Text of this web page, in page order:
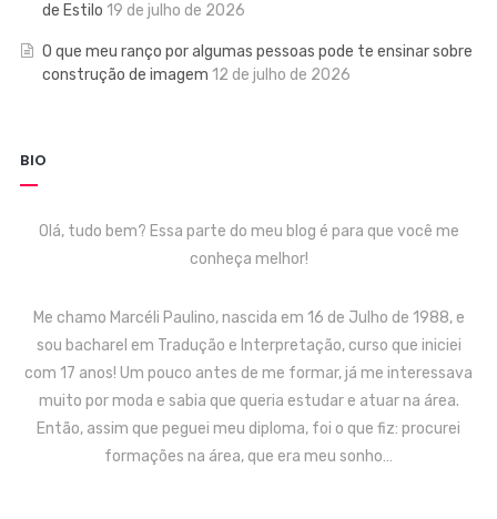
de Estilo 19 de julho de 2026
O que meu ranço por algumas pessoas pode te ensinar sobre
construção de imagem 12 de julho de 2026
BIO
Olá, tudo bem? Essa parte do meu blog é para que você me
conheça melhor!
Me chamo Marcéli Paulino, nascida em 16 de Julho de 1988, e
sou bacharel em Tradução e Interpretação, curso que iniciei
com 17 anos! Um pouco antes de me formar, já me interessava
muito por moda e sabia que queria estudar e atuar na área.
Então, assim que peguei meu diploma, foi o que fiz: procurei
formações na área, que era meu sonho…